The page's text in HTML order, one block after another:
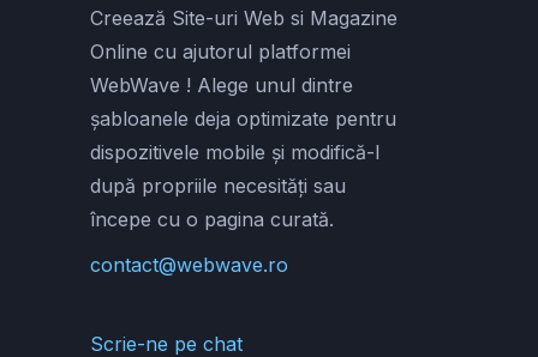
Creează Site-uri Web si Magazine
Online cu ajutorul platformei
WebWave ! Alege unul dintre
șabloanele deja optimizate pentru
dispozitivele mobile și modifică-l
după propriile necesități sau
începe cu o pagina curată.
contact@webwave.ro
Scrie-ne pe chat